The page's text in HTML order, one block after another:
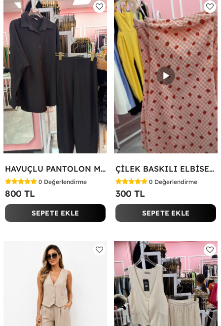
HAVUÇLU PANTOLON MİYASE TAKIM Siyah
0 Değerlendirme
800 TL
SEPETE EKLE
ÇİLEK BASKILI ELBİSE Bej
0 Değerlendirme
300 TL
SEPETE EKLE